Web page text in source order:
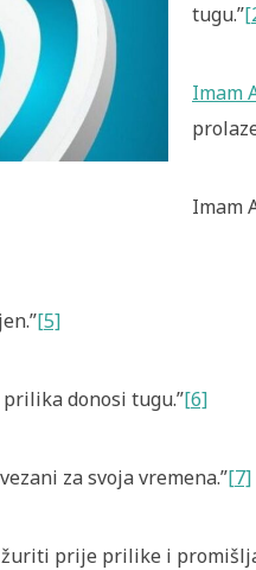
tugu.”
Imam
Imam
[5]
donosi tugu.”[6]
za svoja vremena.”[7]
žuriti prije prilike i